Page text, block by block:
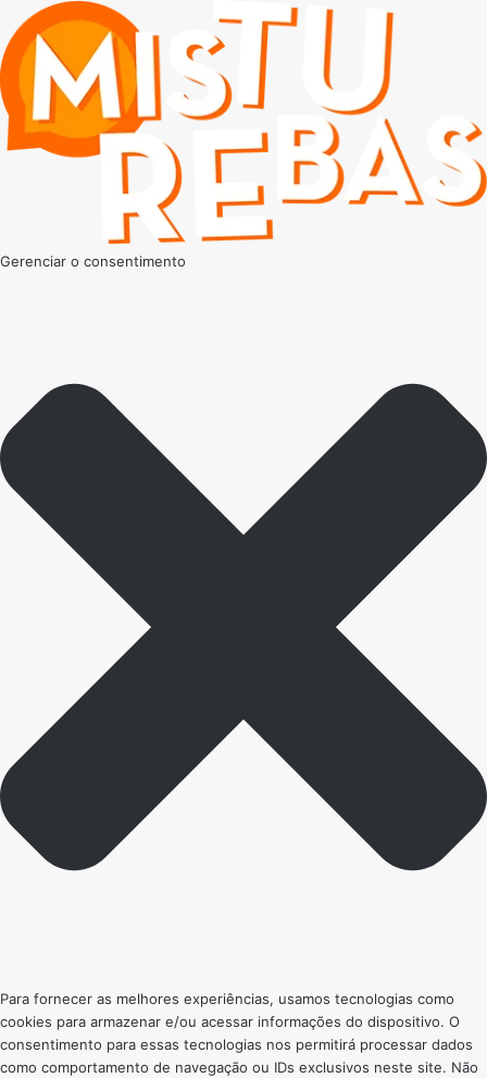
Gerenciar o consentimento
Para fornecer as melhores experiências, usamos tecnologias como
cookies para armazenar e/ou acessar informações do dispositivo. O
consentimento para essas tecnologias nos permitirá processar dados
como comportamento de navegação ou IDs exclusivos neste site. Não